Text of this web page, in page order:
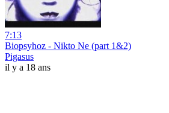
7:13
Biopsyhoz - Nikto Ne (part 1&2)
Pigasus
il y a 18 ans